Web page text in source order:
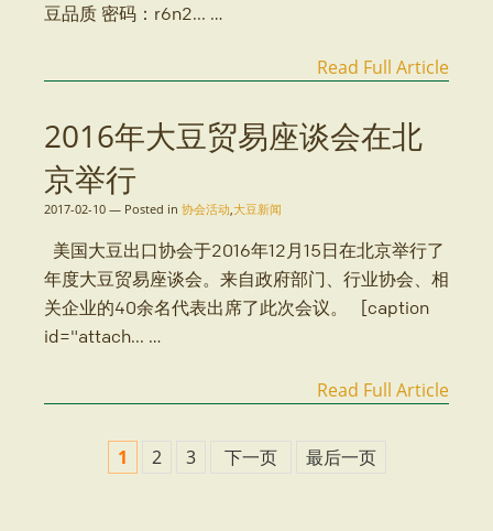
豆品质 密码：r6n2... …
Read Full Article
2016年大豆贸易座谈会在北
京举行
2017-02-10 — Posted in 协会活动 大豆新闻
美国大豆出口协会于2016年12月15日在北京举行了
年度大豆贸易座谈会。来自政府部门、行业协会、相
关企业的40余名代表出席了此次会议。 [caption
id="attach... …
Read Full Article
1 2 3 下一页 最后一页